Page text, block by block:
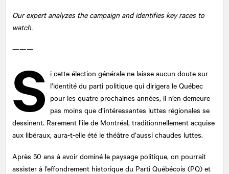
Our expert analyzes the campaign and identifies key races to
watch.
———
S i cette élection générale ne laisse aucun doute sur
l’identité du parti politique qui dirigera le Québec
pour les quatre prochaines années, il n’en demeure
pas moins que d’intéressantes luttes régionales se
dessinent. Rarement l’île de Montréal, traditionnellement acquise
aux libéraux, aura-t-elle été le théâtre d’aussi chaudes luttes.
Après 50 ans à avoir dominé le paysage politique, on pourrait
assister à l’effondrement historique du Parti Québécois (PQ) et